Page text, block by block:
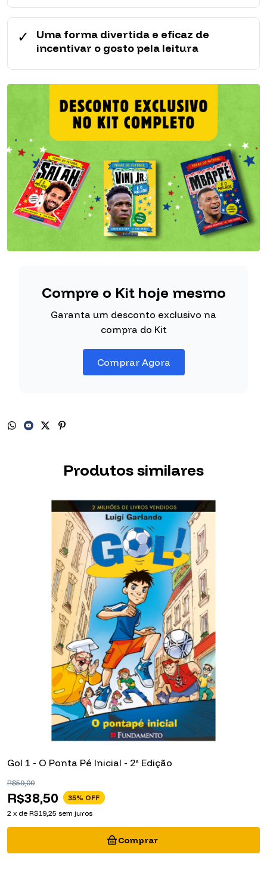
✓
Uma forma divertida e eficaz de
incentivar o gosto pela leitura
Compre o Kit hoje mesmo
Garanta um desconto exclusivo na
compra do Kit
Comprar Agora
Produtos similares
Gol 1 - O Ponta Pé Inicial - 2ª Edição
R$38,50
R$59,00
35% OFF
2 x de R$19,25 sem juros